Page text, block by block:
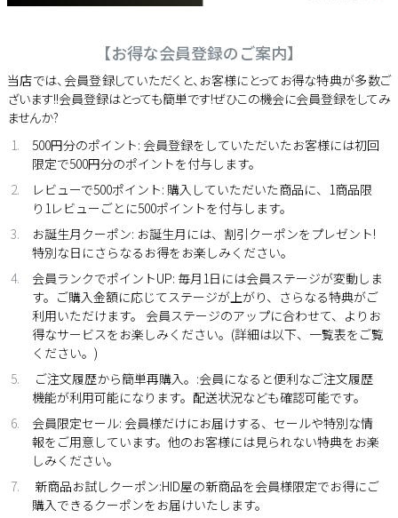
【お得な会員登録のご案内】
当店では、会員登録していただくと、お客様にとってお得な特典が多数ご
ざいます!!会員登録はとっても簡単です!ぜひこの機会に会員登録をしてみ
ませんか?
500円分のポイント: 会員登録をしていただいたお客様には初回
限定で500円分のポイントを付与します。
レビューで500ポイント: 購入していただいた商品に、1商品限
り1レビューごとに500ポイントを付与します。
お誕生月クーポン: お誕生月には、割引クーポンをプレゼント!
特別な日にさらなるお得をお楽しみください。
会員ランクでポイントUP: 毎月1日には会員ステージが変動しま
す。ご購入金額に応じてステージが上がり、さらなる特典がご
利用いただけます。 会員ステージのアップに合わせて、よりお
得なサービスをお楽しみください。(詳細は以下、一覧表をご覧
ください。)
ご注文履歴から簡単再購入。:会員になると便利なご注文履歴
機能が利用可能になります。配送状況なども確認可能です。
会員限定セール: 会員様だけにお届けする、セールや特別な情
報をご用意しています。他のお客様には見られない特典をお楽
しみください。
新商品お試しクーポン:HID屋の新商品を会員様限定でお得にご
購入できるクーポンをお届けいたします。